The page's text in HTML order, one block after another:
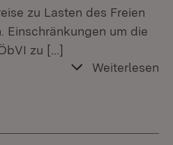
zu Lasten des Freien
Einschränkungen um die
zu […]
Weiterlesen